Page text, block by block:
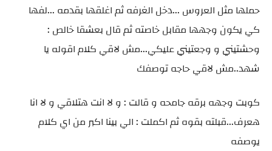
حملها مثل العروس ...دخل الغرفه ثم اغلقها بقدمه ...لفها
كي يكون وجهها مقابل خاصته ثم قال بعشقا خالص :
وحشتيني و وجعتيني عليكي...مش لاقي كلام اقوله يا
شهد..مش لاقي حاجه توصفك
كوبت وجهه برقه جامحه و قالت : و لا انت هتلاقي و لا انا
هعرف...قبلته بقوه ثم اكملت : الي بينا اكبر من اي كلام
يوصفه